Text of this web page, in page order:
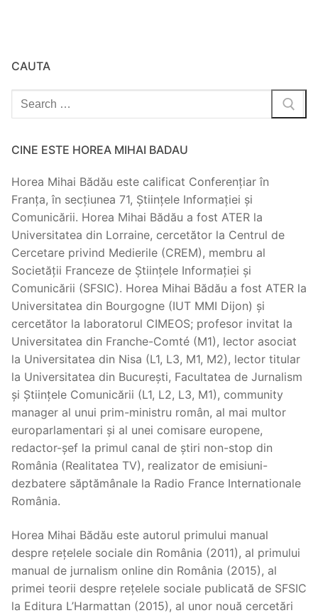
CAUTA
Search
for:
CINE ESTE HOREA MIHAI BADAU
Horea Mihai Bădău este calificat Conferențiar în
Franța, în secțiunea 71, Științele Informației și
Comunicării. Horea Mihai Bădău a fost ATER la
Universitatea din Lorraine, cercetător la Centrul de
Cercetare privind Medierile (CREM), membru al
Societății Franceze de Științele Informației și
Comunicării (SFSIC). Horea Mihai Bădău a fost ATER la
Universitatea din Bourgogne (IUT MMI Dijon) și
cercetător la laboratorul CIMEOS; profesor invitat la
Universitatea din Franche-Comté (M1), lector asociat
la Universitatea din Nisa (L1, L3, M1, M2), lector titular
la Universitatea din București, Facultatea de Jurnalism
și Științele Comunicării (L1, L2, L3, M1), community
manager al unui prim-ministru român, al mai multor
europarlamentari și al unei comisare europene,
redactor-șef la primul canal de știri non-stop din
România (Realitatea TV), realizator de emisiuni-
dezbatere săptămânale la Radio France Internationale
România.
Horea Mihai Bădău este autorul primului manual
despre rețelele sociale din România (2011), al primului
manual de jurnalism online din România (2015), al
primei teorii despre rețelele sociale publicată de SFSIC
la Editura L’Harmattan (2015), al unor nouă cercetări